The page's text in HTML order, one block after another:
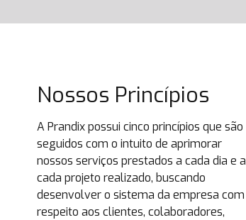
Nossos Princípios
A Prandix possui cinco princípios que são
seguidos com o intuito de aprimorar
nossos serviços prestados a cada dia e a
cada projeto realizado, buscando
desenvolver o sistema da empresa com
respeito aos clientes, colaboradores,